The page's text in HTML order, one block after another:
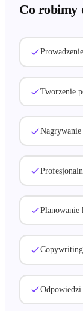
Co robimy
Tworzenie
Planowanie
Odpowiedzi